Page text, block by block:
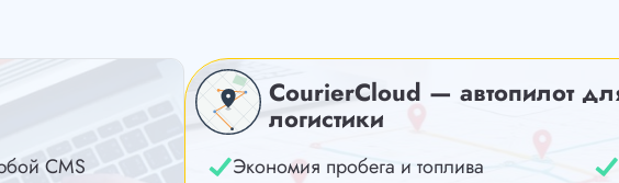
CMS
CourierCloud — автопилот
логистики
Экономия пробега и топлива